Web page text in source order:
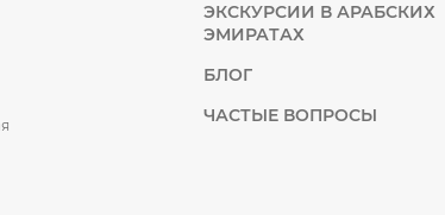
ЭКСКУРСИИ В АРАБСКИХ
ЭМИРАТАХ
БЛОГ
ЧАСТЫЕ ВОПРОСЫ